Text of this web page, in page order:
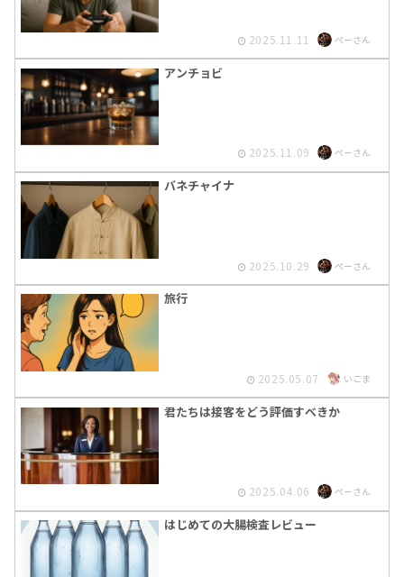
2025.11.11 ぺーさん
アンチョビ
2025.11.09 ぺーさん
バネチャイナ
2025.10.29 ぺーさん
旅行
2025.05.07 いこま
君たちは接客をどう評価すべきか
2025.04.06 ぺーさん
はじめての大腸検査レビュー